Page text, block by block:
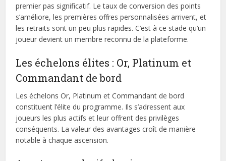
premier pas significatif. Le taux de conversion des points
s’améliore, les premières offres personnalisées arrivent, et
les retraits sont un peu plus rapides. C’est à ce stade qu’un
joueur devient un membre reconnu de la plateforme.
Les échelons élites : Or, Platinum et
Commandant de bord
Les échelons Or, Platinum et Commandant de bord
constituent l’élite du programme. Ils s’adressent aux
joueurs les plus actifs et leur offrent des privilèges
conséquents. La valeur des avantages croît de manière
notable à chaque ascension.